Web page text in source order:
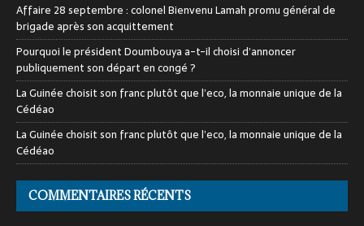
Affaire 28 septembre : colonel Bienvenu Lamah promu général de
brigade après son acquittement
Pourquoi le président Doumbouya a-t-il choisi d’annoncer
publiquement son départ en congé ?
La Guinée choisit son franc plutôt que l’eco, la monnaie unique de la
Cédéao
La Guinée choisit son franc plutôt que l’eco, la monnaie unique de la
Cédéao
COMMENTAIRES RÉCENTS